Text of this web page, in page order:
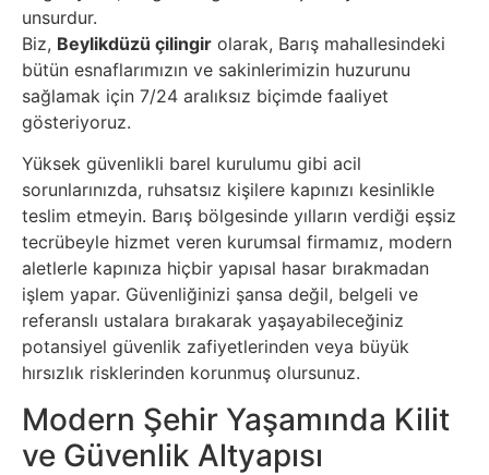
unsurdur.
Biz, Beylikdüzü çilingir olarak, Barış mahallesindeki
bütün esnaflarımızın ve sakinlerimizin huzurunu
sağlamak için 7/24 aralıksız biçimde faaliyet
gösteriyoruz.
Yüksek güvenlikli barel kurulumu gibi acil
sorunlarınızda, ruhsatsız kişilere kapınızı kesinlikle
teslim etmeyin. Barış bölgesinde yılların verdiği eşsiz
tecrübeyle hizmet veren kurumsal firmamız, modern
aletlerle kapınıza hiçbir yapısal hasar bırakmadan
işlem yapar. Güvenliğinizi şansa değil, belgeli ve
referanslı ustalara bırakarak yaşayabileceğiniz
potansiyel güvenlik zafiyetlerinden veya büyük
hırsızlık risklerinden korunmuş olursunuz.
Modern Şehir Yaşamında Kilit
ve Güvenlik Altyapısı